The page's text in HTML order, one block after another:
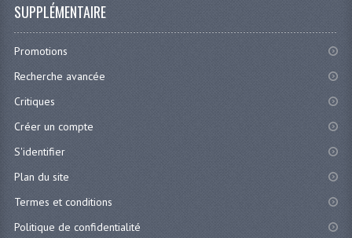
SUPPLÉMENTAIRE
Promotions
Recherche avancée
Critiques
Créer un compte
S'identifier
Plan du site
Termes et conditions
Politique de confidentialité